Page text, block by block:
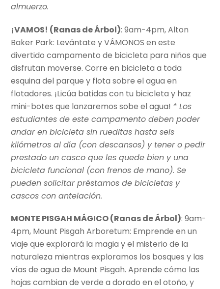
almuerzo.
¡VAMOS! (Ranas de Árbol): 9am-4pm, Alton
Baker Park: Levántate y VÁMONOS en este
divertido campamento de bicicleta para niños que
disfrutan moverse. Corre en bicicleta a toda
esquina del parque y flota sobre el agua en
flotadores. ¡Licúa batidas con tu bicicleta y haz
mini-botes que lanzaremos sobe el agua! * Los
estudiantes de este campamento deben poder
andar en bicicleta sin rueditas hasta seis
kilómetros al día (con descansos) y tener o pedir
prestado un casco que les quede bien y una
bicicleta funcional (con frenos de mano). Se
pueden solicitar préstamos de bicicletas y
cascos con antelación.
MONTE PISGAH MÁGICO (Ranas de Árbol): 9am-
4pm, Mount Pisgah Arboretum: Emprende en un
viaje que explorará la magia y el misterio de la
naturaleza mientras exploramos los bosques y las
vías de agua de Mount Pisgah. Aprende cómo las
hojas cambian de verde a dorado en el otoño, y